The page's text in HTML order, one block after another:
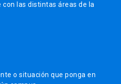
las distintas áreas de la
o situación que ponga en